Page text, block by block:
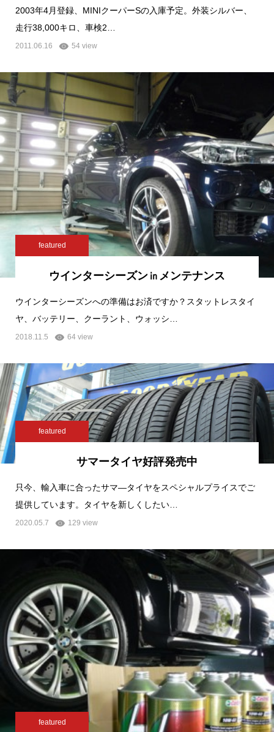
2003年4月登録、MINIクーパーSの入庫予定。外装シルバー、
走行38,000キロ、車検2…
2011.06.16 54 view
featured
ウインターシーズン㏌メンテナンス
ウインターシーズンへの準備はお済ですか？スタットレスタイ
ヤ、バッテリー、クーラント、ウォッシ…
2018.11.5 64 view
featured
サマータイヤ好評発売中
只今、輸入車に合ったサマ―タイヤをスペシャルプライスでご
提供しています。タイヤを新しくしたい…
2020.05.7 129 view
featured